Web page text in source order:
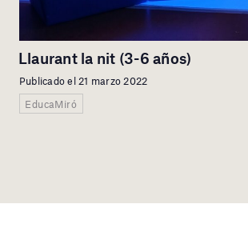
Llaurant la nit (3-6 años)
Publicado el 21 marzo 2022
EducaMiró